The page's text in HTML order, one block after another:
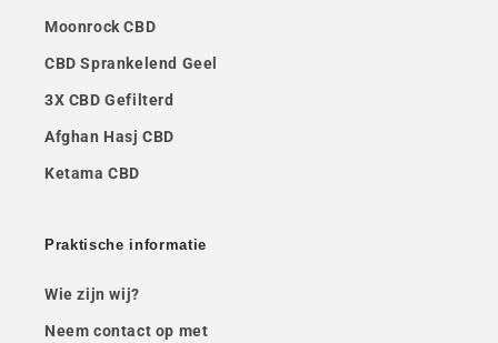
Moonrock CBD
CBD Sprankelend Geel
3X CBD Gefilterd
Afghan Hasj CBD
Ketama CBD
Praktische informatie
Wie zijn wij?
Neem contact op met